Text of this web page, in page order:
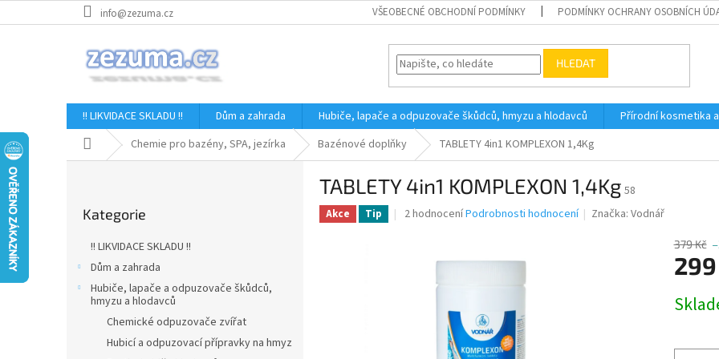
na
info@zezuma.cz VŠEOBECNÉ OBCHODNÍ PODMÍNKY PODMÍNKY OCHRANY OSOBNÍCH
HLEDAT
!! LIKVIDACE SKLADU !! Dům a zahrada Hubiče, lapače a odpuzovače škůdců, hmyzu a hlodavců Přírodní kosmetika
Domů Chemie pro bazény, SPA, jezírka Bazénové doplňky TABLETY 4in1 KOMPLEXON 1,4Kg
kategorie
Kategorie
!! LIKVIDACE SKLADU !!
Dům a zahrada
Hubiče, lapače a odpuzovače škůdců,
hmyzu a hlodavců
Chemické odpuzovače zvířat
Hubicí a odpuzovací přípravky na hmyz
TABLETY 4in1 KOMPLEXON 1,4Kg 58
Akce Tip
Průměrné
hvězdiček.
2 hodnoceníPodrobnosti hodnocení Značka:Vodnář
379 Kč
cena: